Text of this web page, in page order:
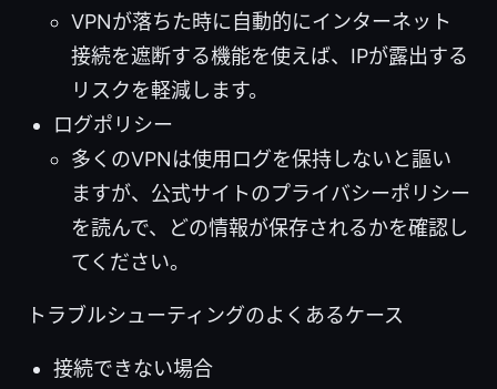
VPNが落ちた時に自動的にインターネット
接続を遮断する機能を使えば、IPが露出する
リスクを軽減します。
ログポリシー
多くのVPNは使用ログを保持しないと謳い
ますが、公式サイトのプライバシーポリシー
を読んで、どの情報が保存されるかを確認し
てください。
トラブルシューティングのよくあるケース
接続できない場合